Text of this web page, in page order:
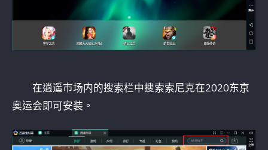
在逍遥市场内的搜索栏中搜索索尼克在2020东京
奥运会即可安装。